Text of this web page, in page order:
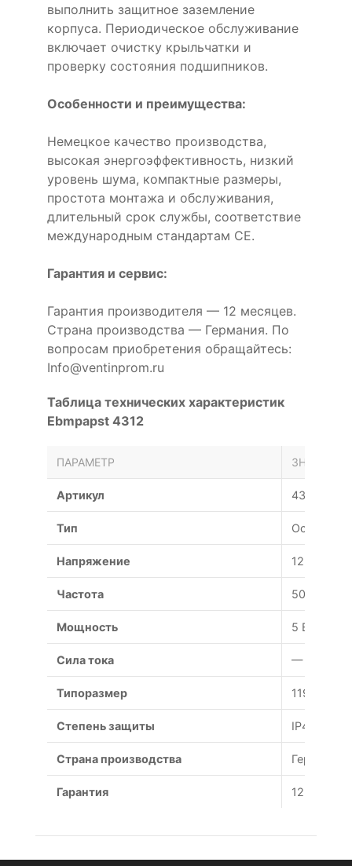
выполнить защитное заземление
корпуса. Периодическое обслуживание
включает очистку крыльчатки и
проверку состояния подшипников.
Особенности и преимущества:
Немецкое качество производства,
высокая энергоэффективность, низкий
уровень шума, компактные размеры,
простота монтажа и обслуживания,
длительный срок службы, соответствие
международным стандартам CE.
Гарантия и сервис:
Гарантия производителя — 12 месяцев.
Страна производства — Германия. По
вопросам приобретения обращайтесь:
Info@ventinprom.ru
Таблица технических характеристик
Ebmpapst 4312
ПАРАМЕТР ЗНАЧЕНИЕ
Артикул 4312
Тип Осевой
Напряжение 12 В
Частота 50 Гц
Мощность 5 Вт
Сила тока — А
Типоразмер
Степень защиты IP44
Страна производства Германия
Гарантия 12